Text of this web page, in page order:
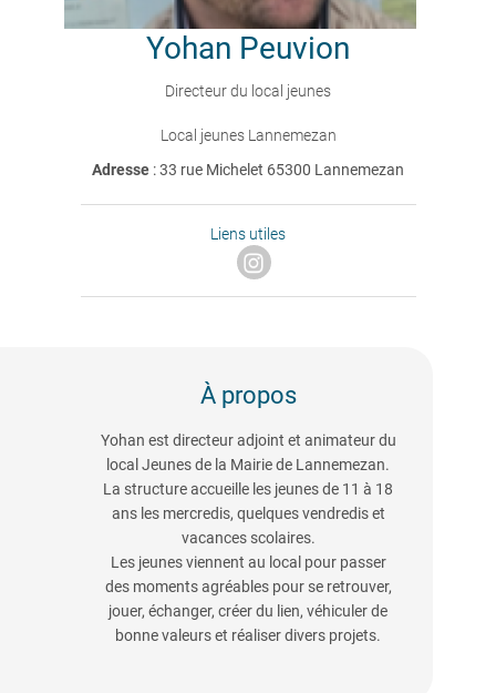
Yohan Peuvion
Directeur du local jeunes
Local jeunes Lannemezan
Adresse : 33 rue Michelet 65300 Lannemezan
Liens utiles
À propos
Yohan est directeur adjoint et animateur du
local Jeunes de la Mairie de Lannemezan.
La structure accueille les jeunes de 11 à 18
ans les mercredis, quelques vendredis et
vacances scolaires.
Les jeunes viennent au local pour passer
des moments agréables pour se retrouver,
jouer, échanger, créer du lien, véhiculer de
bonne valeurs et réaliser divers projets.